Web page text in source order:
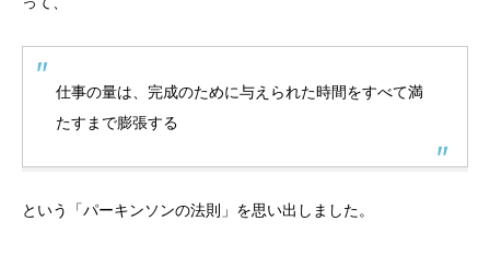
仕事の量は、完成のために与えられた時間をすべて満
たすまで膨張する
という「パーキンソンの法則」を思い出しました。